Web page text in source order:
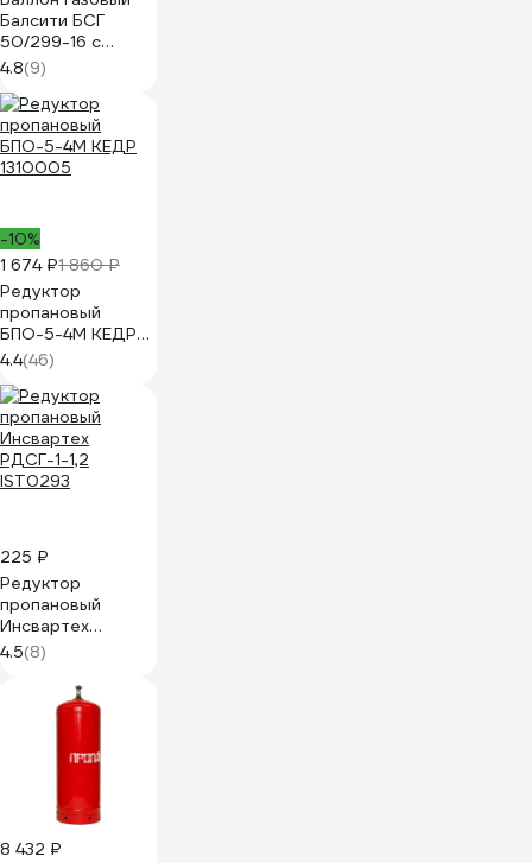
Балсити БСГ
50/299-16 с
вентилем ВП-1
00000006779
4.8(9)
-10%
1 674 ₽1 860 ₽
Редуктор
пропановый
БПО-5-4М КЕДР
1310005
4.4(46)
225 ₽
Редуктор
пропановый
Инсвартех
РДСГ-1-1,2
IST0293
4.5(8)
8 432 ₽